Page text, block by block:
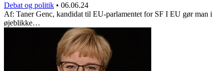
Debat og politik • 06.06.24
Af: Taner Genc, kandidat til EU-parlamentet for SF I EU gør man i
øjeblikke…